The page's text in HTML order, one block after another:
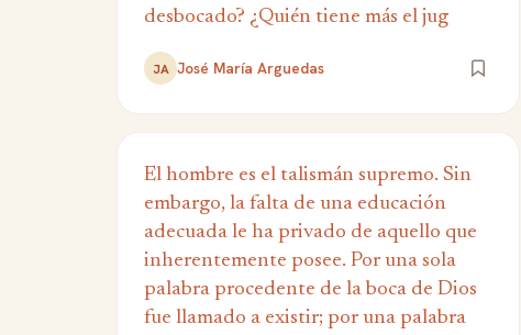
desbocado? ¿Quién tiene más el jug
JA José María Arguedas
El hombre es el talismán supremo. Sin
embargo, la falta de una educación
adecuada le ha privado de aquello que
inherentemente posee. Por una sola
palabra procedente de la boca de Dios
fue llamado a existir; por una palabra